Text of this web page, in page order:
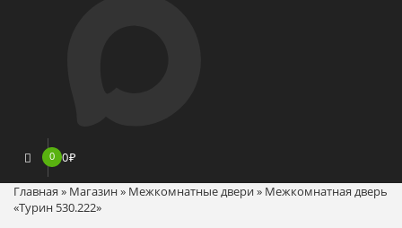
0 0₽
Главная » Магазин» Межкомнатные двери» Межкомнатная дверь
«Турин 530.222»